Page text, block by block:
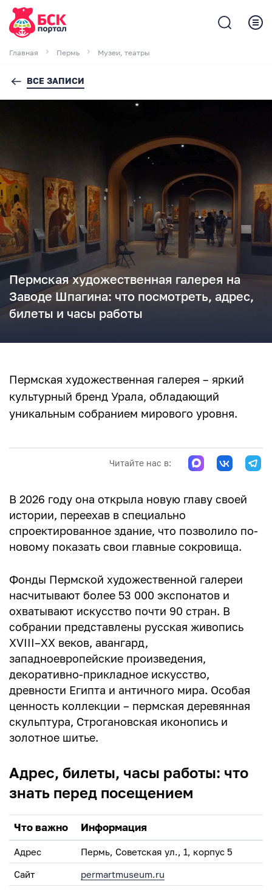
Главная Пермь Музеи, театры
ВСЕ ЗАПИСИ
Пермская художественная галерея на
Заводе Шпагина: что посмотреть, адрес,
билеты и часы работы
Пермская художественная галерея – яркий
культурный бренд Урала, обладающий
уникальным собранием мирового уровня.
Читайте нас в:
В 2026 году она открыла новую главу своей
истории, переехав в специально
спроектированное здание, что позволило по-
новому показать свои главные сокровища.
Фонды Пермской художественной галереи
насчитывают более 53 000 экспонатов и
охватывают искусство почти 90 стран. В
собрании представлены русская живопись
XVIII–XX веков, авангард,
западноевропейские произведения,
декоративно-прикладное искусство,
древности Египта и античного мира. Особая
ценность коллекции – пермская деревянная
скульптура, Строгановская иконопись и
золотное шитье.
Адрес, билеты, часы работы: что
знать перед посещением
Что важно Информация
Адрес Пермь, Советская ул., 1, корпус 5
Сайт permartmuseum.ru